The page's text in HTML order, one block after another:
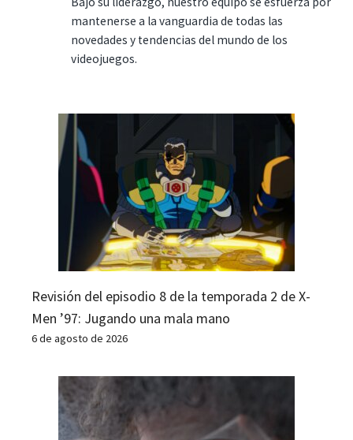
mantenerse a la vanguardia de todas las
novedades y tendencias del mundo de los
videojuegos.
Revisión del episodio 8 de la temporada 2 de X-
Men ’97: Jugando una mala mano
6 de agosto de 2026